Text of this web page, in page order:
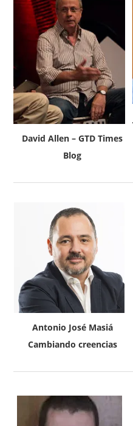
David Allen – GTD Times
Blog
Antonio José Masiá
Cambiando creencias